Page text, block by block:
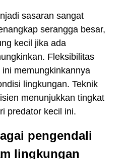
sasaran sangat
serangga besar,
kecil jika ada
Fleksibilitas
memungkinkannya
lingkungan. Teknik
menunjukkan tingkat
predator kecil ini.
pengendali
lingkungan